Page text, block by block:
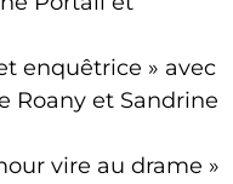
enquêtrice » avec
Roany et Sandrine
vire au drame »